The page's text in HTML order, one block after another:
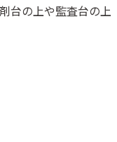
台の上や監査台の上